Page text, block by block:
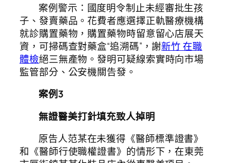
案例警示：國度明令制止未經審批生孩
子、發賣藥品。花費者應選擇正軌醫療機構
就診購置藥物，購置藥物時留意留心店展天
資，可掃碼查對藥盒“追溯碼”，謝新竹 在職
體檢絕三無產物。發明可疑線索實時向市場
監管部分、公安機關告發。
案例3
無證醫美打針填充致人掉明
原告人范某在未獲得《醫師標準證書》
和《醫師行使職權證書》的情形下，在東莞